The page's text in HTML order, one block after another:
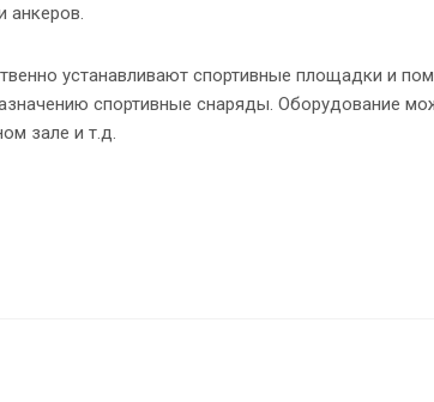
анкеров.
устанавливают спортивные площадки и
спортивные снаряды. Оборудование
зале и т.д.